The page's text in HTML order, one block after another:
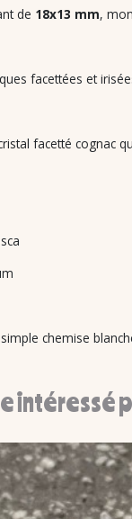
de 18x13 mm,
facettées et
facetté cognac
chemise
intéressé